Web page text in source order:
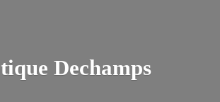
Dechamps